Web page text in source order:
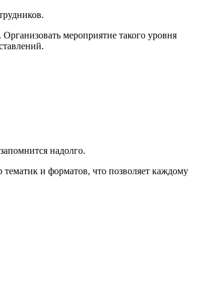
мероприятие такого уровня
надолго.
и форматов, что позволяет каждому